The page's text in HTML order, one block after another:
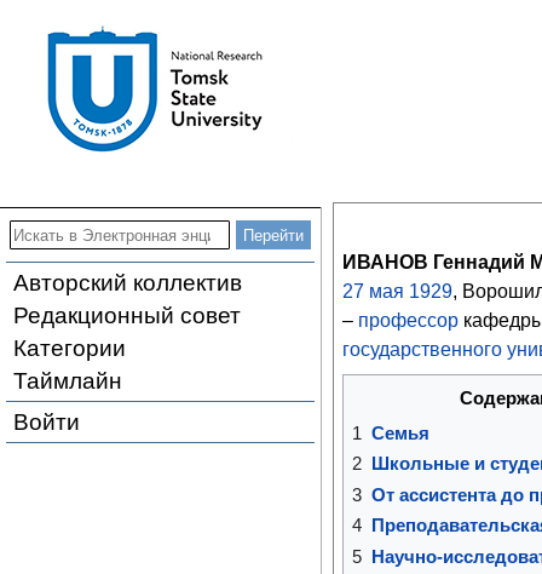
Авторский коллектив
Редакционный совет
Категории
Таймлайн
Войти
ИВАНОВ Геннадий
27 мая 1929,
– профессор
государственного
1 Семья
2
Школьные и
3 От ассистента до
4
5 Научно-